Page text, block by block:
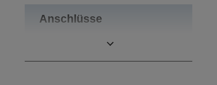
Anschlüsse